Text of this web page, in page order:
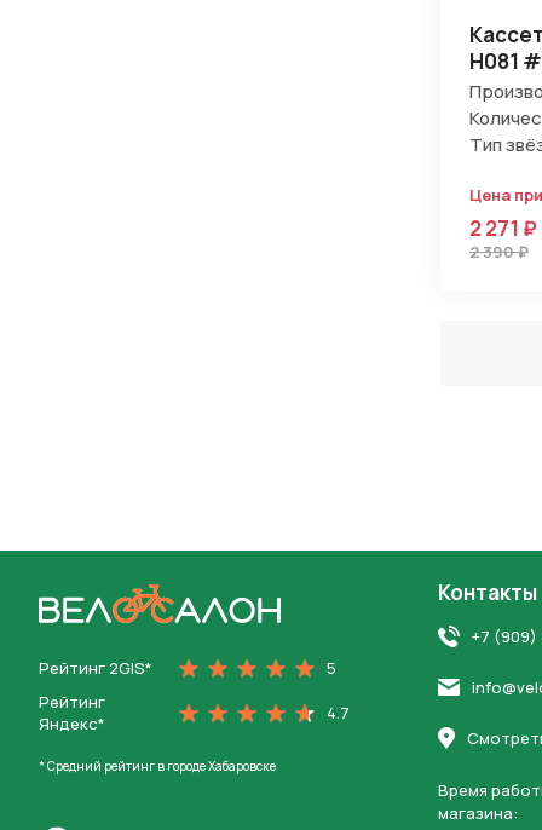
H081
Тип
Цена
2 271 ₽
2 390 ₽
Рейтинг 2GIS*
5
Рейтинг
Яндекс*
4.7
* Средний рейтинг в городе Хабаровске
Контакты
+7 (909)
Время
магазина: